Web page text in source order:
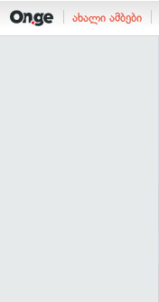
ახალი ამბები